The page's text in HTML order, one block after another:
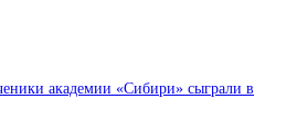
академии «Сибири» сыграли в